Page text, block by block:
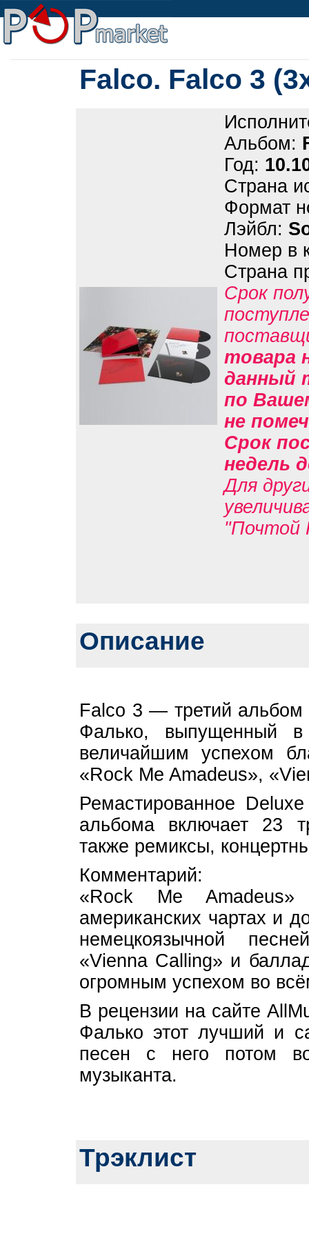
Falco. Falco 3
Альбом:
Год:
Страна
Формат
Лэйбл:
Номер в
Страна
Срок
товара
данный
по
не
Срок
недель
Для
"Почтой
Описание
Falco 3 — третий альбом
Фалько, выпущенный
величайшим успехом
«Rock Me Amadeus»,
Ремастированное
альбома включает 23
также ремиксы,
Комментарий:
«Rock Me
американских чартах и
немецкоязычной
«Vienna Calling» и
огромным успехом во
В рецензии на сайте
Фалько этот лучший и
песен с него потом
музыканта.
Трэклист